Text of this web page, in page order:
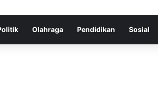
Olahraga Pendidikan Sosial